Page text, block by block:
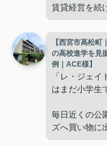
掃除や管理の
インフィニテ
ークナード西
先とのスケ
してください
販売活動では
ガーデンズ、
賃貸経営を続
子どもたち
「将来、この
れない。」
と家族で話し
インフィニ
【西宮市高松
の高校進学を見
例｜ACE様】
「レ・ジェ
はまだ小学生
毎日近くの公
ズへ買い物に